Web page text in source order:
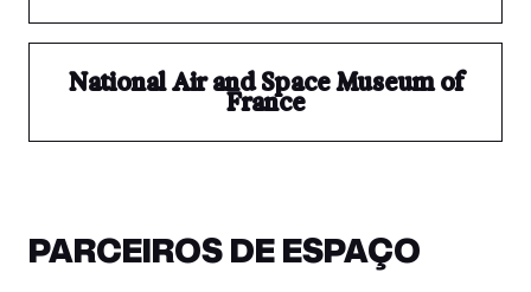
National Air and Space Museum of
France
PARCEIROS DE ESPAÇO